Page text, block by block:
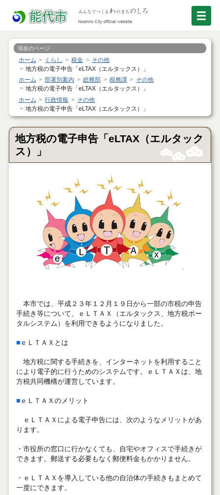
現在のページ
ホーム くらし 税金
その他
地方税の電子申告「eLTAX（エルタックス）」
ホーム
部署別案内 総務部 税務課
その他
地方税の電子申告「eLTAX（エルタックス）」
ホーム
行政情報
その他
地方税の電子申告「eLTAX（エルタックス）」
地方税の電子申告「eLTAX（エルタック
ス）」
本市では、平成２３年１２月１９日から一部の市税の申告
手続き等について、ｅＬＴＡＸ（エルタックス、地方税ポー
タルシステム）を利用できるようになりました。
■ｅＬＴＡＸとは
地方税に関する手続きを、インターネットを利用すること
により電子的に行うためのシステムです。ｅＬＴＡＸは、地
方税共同機構が運営しています。
■ｅＬＴＡＸのメリット
ｅＬＴＡＸによる電子申告には、次のようなメリットがあ
ります。
・市役所の窓口に行かなくても、自宅やオフィスで手続きが
できます。郵送する必要もなく郵便料金もかかりません。
・ｅＬＴＡＸを導入している他の自治体の手続きもまとめて
一度にできます。